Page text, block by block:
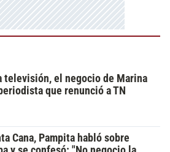
televisión, el negocio de Marina
que renunció a TN
Cana, Pampita habló sobre